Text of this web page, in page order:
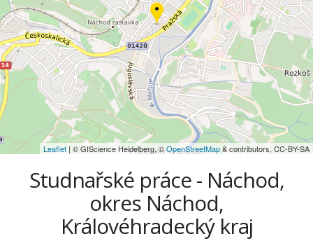
Leaflet | © GIScience Heidelberg, ©OpenStreetMap& contributors, CC-BY-SA
Studnařské práce - Náchod,
okres Náchod,
Královéhradecký kraj